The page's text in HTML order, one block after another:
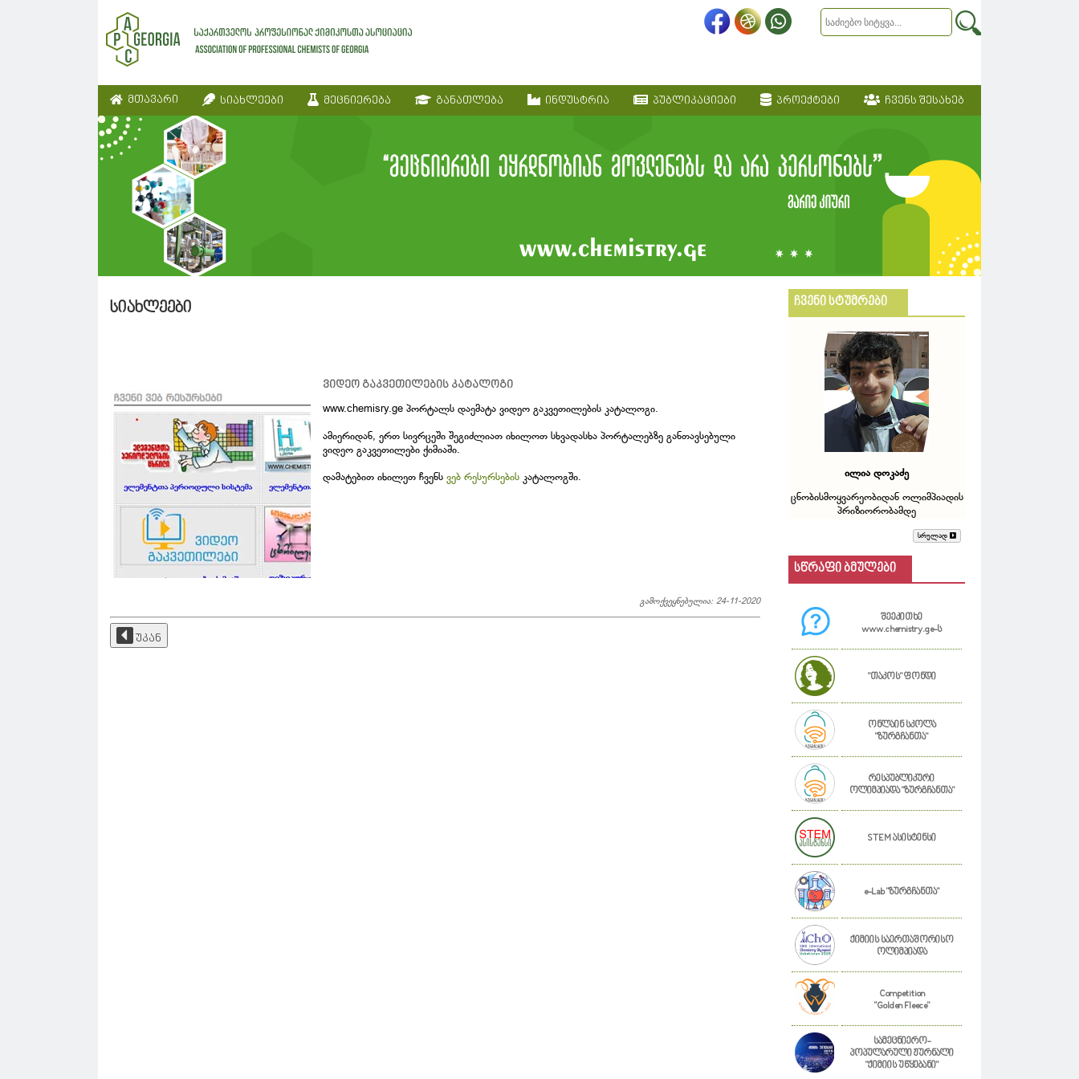
მთავარი სიახლეები მეცნიერება განათლება ინდუსტრია პუბლიკაციები პროექტები ჩვენს შესახებ
სიახლეები
ვიდეო გაკვეთილების კატალოგი
www.chemisry.ge პორტალს დაემატა ვიდეო გაკვეთილების კატალოგი.
ამიერიდან, ერთ სივრცეში შეგიძლიათ იხილოთ სხვადასხა პორტალებზე განთავსებული
ვიდეო გაკვეთილები ქიმიაში.
დამატებით იხილეთ ჩვენს ვებ რესურსების კატალოგში.
გამოქვეყნებულია: 24-11-2020
უკან
ჩვენი სტუმრები
ილია დოკაძე
ცნობისმოყვარეობიდან ოლიმპიადის
პრიზიორობამდე
სრულად
სწრაფი ბმულები
შეეკითხე
www.chemistry.ge-ს
"თაკოს" ფონდი
ონლაინ სკოლა
"ზურგჩანთა"
რესპუბლიკური
ოლიმპიადა "ზურგჩანთა"
STEM ასისტენსი
e-Lab "ზურგჩანთა"
ქიმიის საერთაშორისო
ოლიმპიადა
Competition
"Golden Fleece"
სამეცნიერო-
პოპულარული ჟურნალი
"ქიმიის უწყებანი"